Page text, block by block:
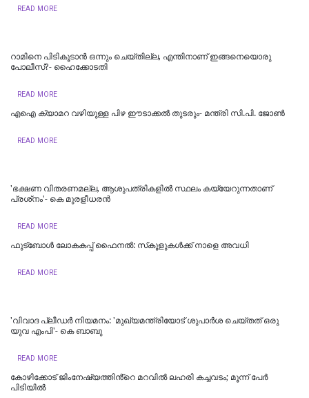
READ MORE
റാമിനെ പിടികൂടാൻ ഒന്നും ചെയ്തില്ല, എന്തിനാണ് ഇങ്ങനെയൊരു
പോലീസ്?- ഹൈക്കോടതി
READ MORE
‌‌എഐ ക്യാമറ വഴിയുള്ള പിഴ ഈടാക്കൽ തുടരും- മന്ത്രി സി.പി. ജോൺ
READ MORE
'ഭക്ഷണ വിതരണമല്ല, ആശുപത്രികളില്‍ സ്ഥലം കയ്യേറുന്നതാണ്
പ്രശ്‌നം'- കെ മുരളീധരന്‍
READ MORE
ഫുട്‌ബോള്‍ ലോകകപ്പ് ഫൈനല്‍: സ്‌കൂളുകള്‍ക്ക് നാളെ അവധി
READ MORE
'വിവാദ പ്ലീഡര്‍ നിയമനം: 'മുഖ്യമന്ത്രിയോട് ശുപാര്‍ശ ചെയ്തത് ഒരു
യുവ എംപി'- കെ ബാബു
READ MORE
കോഴിക്കോട് ജിംനേഷ്യത്തിൻ്റെ മറവിൽ ലഹരി കച്ചവടം; മൂന്ന് പേർ
പിടിയിൽ